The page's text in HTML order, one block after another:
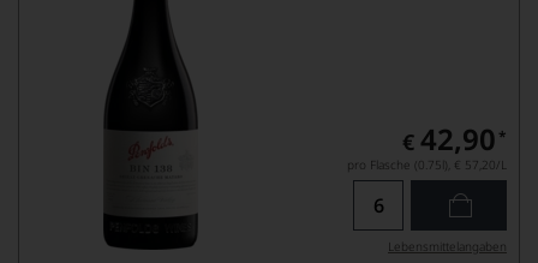
€ 42,90 *
pro Flasche (0.75l), € 57,20/L
Lebensmittel­angaben